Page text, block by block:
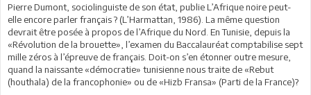
Pierre Dumont, sociolinguiste de son état, publie L’Afrique noire peut-
elle encore parler français ? (L’Harmattan, 1986). La même question
devrait être posée à propos de l’Afrique du Nord. En Tunisie, depuis la
«Révolution de la brouette», l’examen du Baccalauréat comptabilise sept
mille zéros à l’épreuve de français. Doit-on s’en étonner outre mesure,
quand la naissante «démocratie» tunisienne nous traite de «Rebut
(houthala) de la francophonie» ou de «Hizb Fransa» (Parti de la France)?